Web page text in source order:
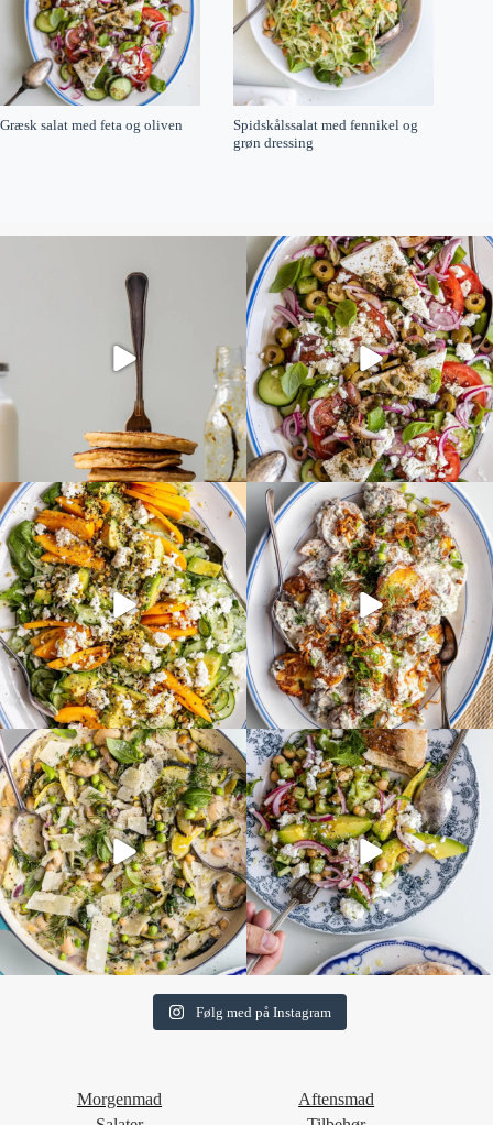
Græsk salat med feta og oliven
Spidskålssalat med fennikel og
grøn dressing
Følg med på Instagram
Morgenmad
Aftensmad